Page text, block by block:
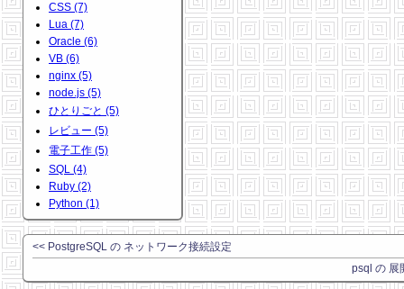
CSS (7)
Lua (7)
Oracle (6)
VB (6)
nginx (5)
node.js (5)
ひとりごと (5)
レビュー (5)
電子工作 (5)
SQL (4)
Ruby (2)
Python (1)
<< PostgreSQL の ネットワーク接続設定
psql の 展